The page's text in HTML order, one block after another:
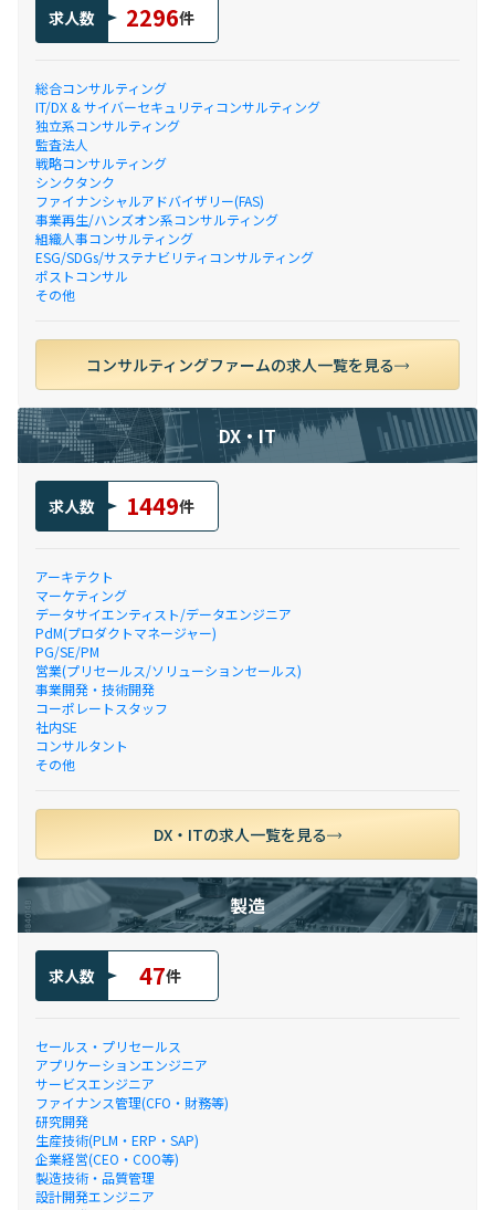
求人数 2296件
総合コンサルティング
IT/DX & サイバーセキュリティコンサルティング
独立系コンサルティング
監査法人
戦略コンサルティング
シンクタンク
ファイナンシャルアドバイザリー(FAS)
事業再生/ハンズオン系コンサルティング
組織人事コンサルティング
ESG/SDGs/サステナビリティコンサルティング
ポストコンサル
その他
コンサルティングファームの求人一覧を見る
DX・IT
求人数 1449件
アーキテクト
マーケティング
データサイエンティスト/データエンジニア
PdM(プロダクトマネージャー)
PG/SE/PM
営業(プリセールス/ソリューションセールス)
事業開発・技術開発
コーポレートスタッフ
社内SE
コンサルタント
その他
DX・ITの求人一覧を見る
製造
求人数 47件
セールス・プリセールス
アプリケーションエンジニア
サービスエンジニア
ファイナンス管理(CFO・財務等)
研究開発
生産技術(PLM・ERP・SAP)
企業経営(CEO・COO等)
製造技術・品質管理
設計開発エンジニア